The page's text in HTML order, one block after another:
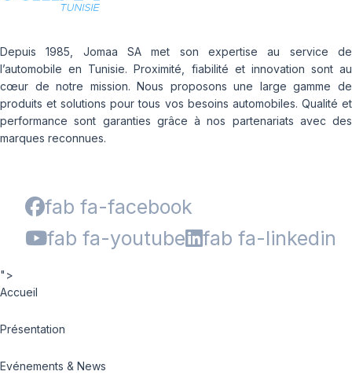
Depuis 1985, Jomaa SA met son expertise au service de
l’automobile en Tunisie. Proximité, fiabilité et innovation sont au
cœur de notre mission. Nous proposons une large gamme de
produits et solutions pour tous vos besoins automobiles. Qualité et
performance sont garanties grâce à nos partenariats avec des
marques reconnues.
fab fa-facebook
fab fa-youtube
fab fa-linkedin
">
Accueil
Présentation
Evénements & News